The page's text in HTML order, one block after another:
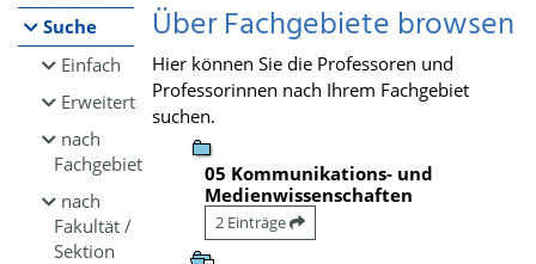
Suche
Einfach
Erweitert
nach
Fachgebiet
nach
Fakultät /
Sektion
Über Fachgebiete browsen
Hier können Sie die Professoren und
Professorinnen nach Ihrem Fachgebiet
suchen.
05 Kommunikations- und
Medienwissenschaften
2 Einträge